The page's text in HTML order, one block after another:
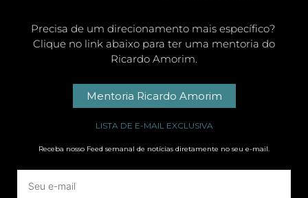
Precisa de um direcionamento mais específico?
Clique no link abaixo para ter uma mentoria do
Ricardo Amorim.
Mentoria Ricardo Amorim
LISTA DE E-MAIL EXCLUSIVA
Receba nosso Feed semanal de notícias diretamente no seu e-mail.